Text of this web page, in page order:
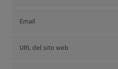
Email
URL del sito web